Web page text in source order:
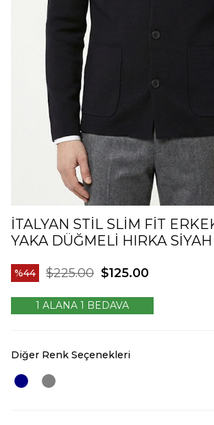
İTALYAN STIL SLIM FIT
YAKA DÜĞMELI HIRKA
44 $225.00 $125.00
1 ALANA 1 BEDAVA
Diğer Renk Seçenekleri